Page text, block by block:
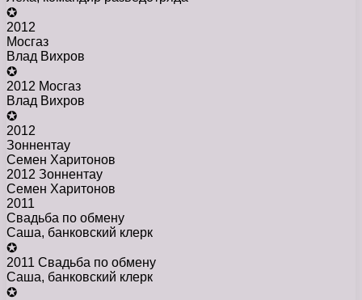
✪
2012
Мосгаз
Влад Вихров
✪
2012 Мосгаз
Влад Вихров
✪
2012
Зоннентау
Семен Харитонов
2012 Зоннентау
Семен Харитонов
2011
Свадьба по обмену
Саша, банковский клерк
✪
2011 Свадьба по обмену
Саша, банковский клерк
✪